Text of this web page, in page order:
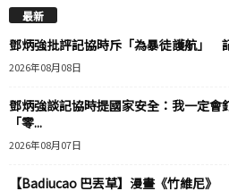
最新
鄧炳強批評記協時斥「為暴徒護航」
2026年08月08日
鄧炳強談記協時提國家安全：我一定
「零...
2026年08月07日
【Badiucao 巴丟草】漫畫《竹維尼》